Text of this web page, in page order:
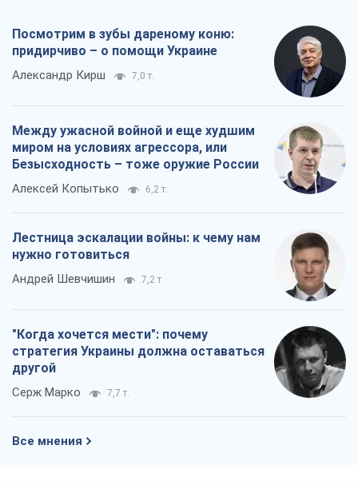
Посмотрим в зубы дареному коню:
придирчиво – о помощи Украине
Александр Кирш 7,0 т.
Между ужасной войной и еще худшим
миром на условиях агрессора, или
Безысходность – тоже оружие России
Алексей Копытько 6,2 т.
Лестница эскалации войны: к чему нам
нужно готовиться
Андрей Шевчишин 7,2 т.
"Когда хочется мести": почему
стратегия Украины должна оставаться
другой
Серж Марко 7,7 т.
Все мнения